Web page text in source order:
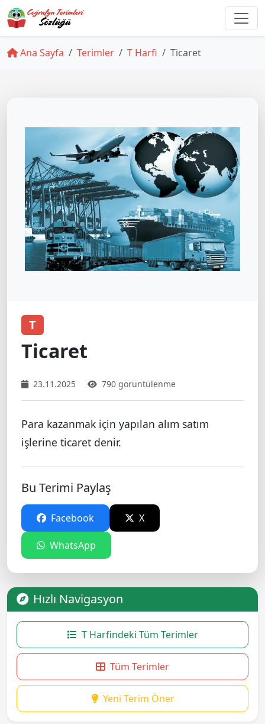
Ana Sayfa Terimler T Harfi Ticaret
T
Ticaret
23.11.2025 790 görüntülenme
Para kazanmak için yapılan alım satım
işlerine ticaret denir.
Bu Terimi Paylaş
Facebook X
WhatsApp
Hızlı Navigasyon
T Harfindeki Tüm Terimler
Tüm Terimler
Yeni Terim Öner